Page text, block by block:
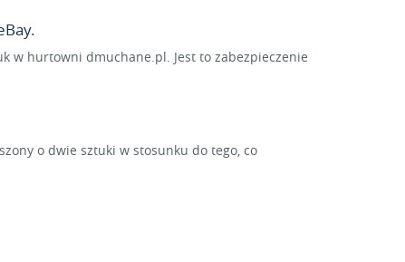
w hurtowni dmuchane.pl. Jest to zabezpieczenie
o dwie sztuki w stosunku do tego, co